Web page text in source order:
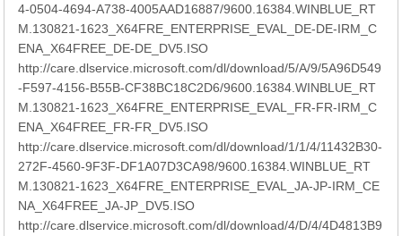
4-0504-4694-A738-4005AAD16887/9600.16384.WINBLUE_RT
M.130821-1623_X64FRE_ENTERPRISE_EVAL_DE-DE-IRM_C
ENA_X64FREE_DE-DE_DV5.ISO
http://care.dlservice.microsoft.com/dl/download/5/A/9/5A96D549
-F597-4156-B55B-CF38BC18C2D6/9600.16384.WINBLUE_RT
M.130821-1623_X64FRE_ENTERPRISE_EVAL_FR-FR-IRM_C
ENA_X64FREE_FR-FR_DV5.ISO
http://care.dlservice.microsoft.com/dl/download/1/1/4/11432B30-
272F-4560-9F3F-DF1A07D3CA98/9600.16384.WINBLUE_RT
M.130821-1623_X64FRE_ENTERPRISE_EVAL_JA-JP-IRM_CE
NA_X64FREE_JA-JP_DV5.ISO
http://care.dlservice.microsoft.com/dl/download/4/D/4/4D4813B9